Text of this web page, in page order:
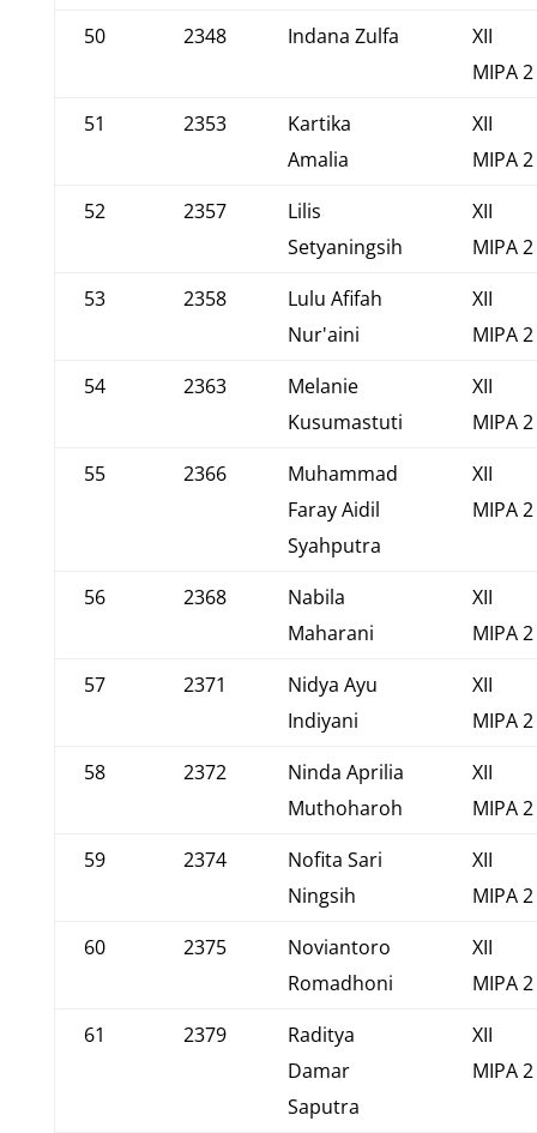
50
2348 Indana Zulfa
XII
MIPA 2
51
2353
Kartika
Amalia
XII
MIPA 2
52
2357
Lilis
Setyaningsih
XII
MIPA 2
53
2358
Lulu Afifah
Nur'aini
XII
MIPA 2
54
2363
Melanie
Kusumastuti
XII
MIPA 2
55
2366
Muhammad
Faray Aidil
Syahputra
XII
MIPA 2
56 2368
Nabila
Maharani
XII
MIPA 2
57
2371
Nidya Ayu
Indiyani
XII
MIPA 2
58
2372
Ninda Aprilia
Muthoharoh
XII
MIPA 2
59
2374
Nofita Sari
Ningsih
XII
MIPA 2
60
2375
Noviantoro
Romadhoni
XII
MIPA 2
61
2379
Raditya
Damar
Saputra
XII
MIPA 2